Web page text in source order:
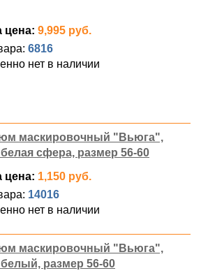
цена: 9,995 руб.
6816
нет в наличии
маскировочный "Вьюга",
сфера, размер 56-60
цена: 1,150 руб.
14016
нет в наличии
маскировочный "Вьюга",
белый, размер 56-60